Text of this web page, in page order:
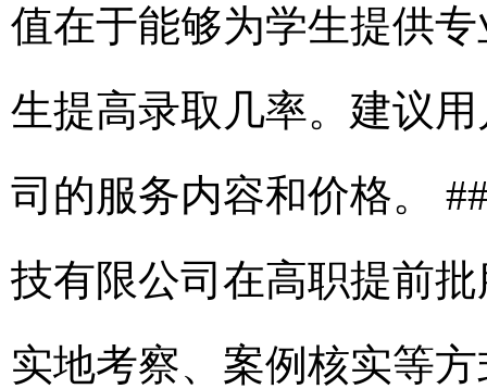
值在于能够为学生提供
生提高录取几率。建议
司的服务内容和价格。
技有限公司在高职提前
实地考察、案例核实等